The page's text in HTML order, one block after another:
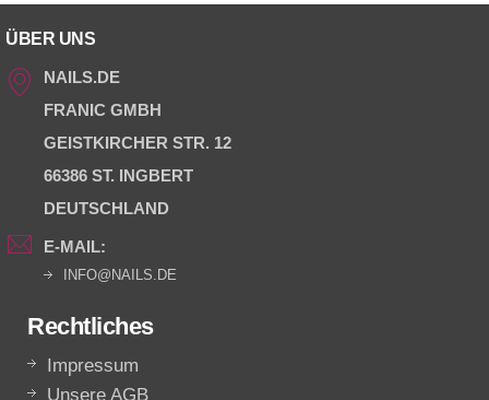
ÜBER UNS
NAILS.DE
FRANIC GMBH
GEISTKIRCHER STR. 12
66386 ST. INGBERT
DEUTSCHLAND
E-MAIL:
INFO@NAILS.DE
Rechtliches
Impressum
Unsere AGB